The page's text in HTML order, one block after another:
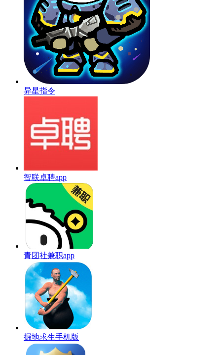
异星指令
智联卓聘app
青团社兼职app
掘地求生手机版